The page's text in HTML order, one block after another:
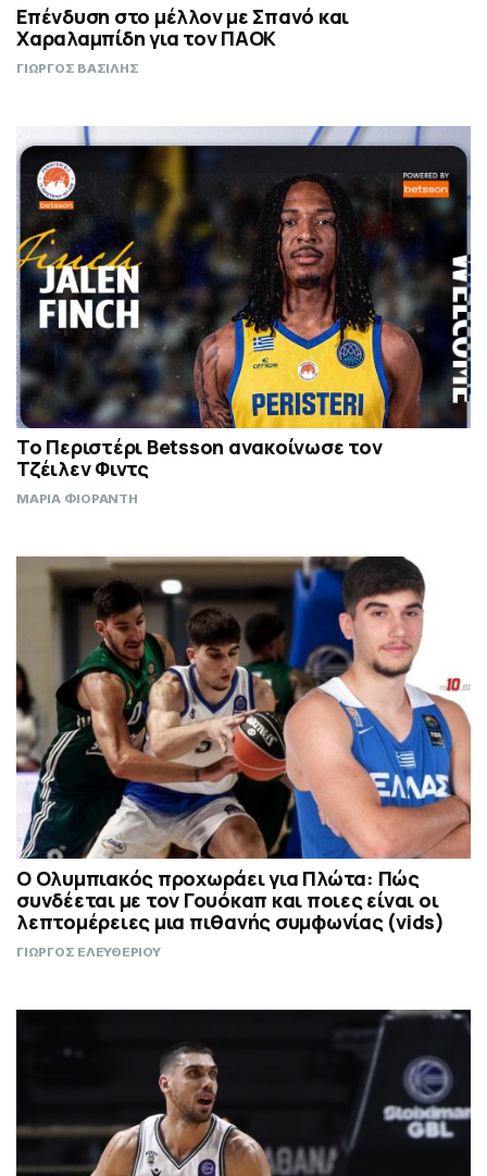
Επένδυση στο μέλλον με Σπανό και
Χαραλαμπίδη για τον ΠΑΟΚ
ΓΙΩΡΓΟΣ ΒΑΣΙΛΗΣ
Το Περιστέρι Betsson ανακοίνωσε τον
Τζέιλεν Φιντς
ΜΑΡΙΑ ΦΙΟΡΑΝΤΗ
Ο Ολυμπιακός προχωράει για Πλώτα: Πώς
συνδέεται με τον Γουόκαπ και ποιες είναι οι
λεπτομέρειες μια πιθανής συμφωνίας (vids)
ΓΙΩΡΓΟΣ ΕΛΕΥΘΕΡΙΟΥ